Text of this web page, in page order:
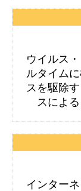
ウイルス
ルタイム
スを駆除
スによ
インター